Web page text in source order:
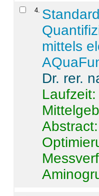
4
mittels
Dr. rer.